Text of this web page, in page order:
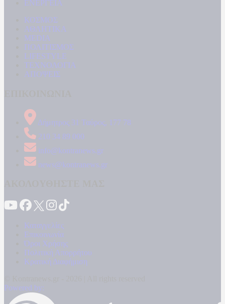
ΕΝΕΡΓΕΙΑ
ΚΟΣΜΟΣ
ΑΘΛΗΤΙΚΑ
MEDIA
ΠΟΛΙΤΙΣΜΟΣ
LIFESTYLE
ΤΕΧΝΟΛΟΓΙΑ
ΑΠΟΨΕΙΣ
Δήμητρος 31 Ταύρος, 177 78
210 34 89 000
info@kontranews.gr
news@kontranews.gr
Καταγγελίες
Επικοινωνία
Όροι Χρήσης
Πολιτική Απορρήτου
Κρατική Διαφήμιση
Powered by: